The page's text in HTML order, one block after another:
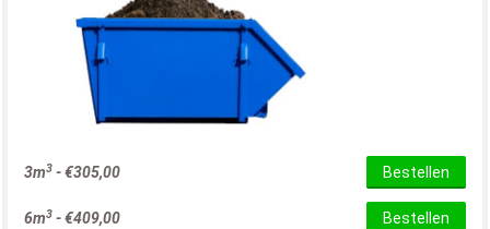
3m3 -€305,00 Bestellen
6m3 -€409,00 Bestellen